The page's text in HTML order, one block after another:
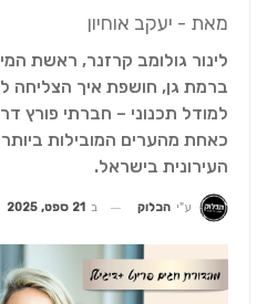
מאת - יעקב אוחיון
לינור גולומב קרזנר, ראשת
ברמת גן, חושפת איך הצליחה
למודל תכנוני – חברתי פורץ
כאחת מהערים המובילות
העירונית בישראל.
ע"י הבלוק ב 21 ספט, 2025